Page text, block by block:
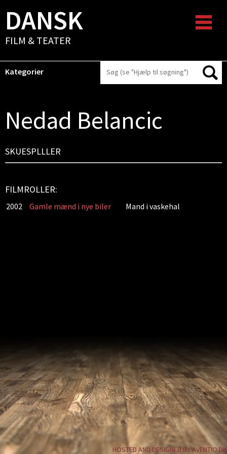
DANSK
FILM & TEATER
Kategorier
Nedad Belancic
SKUESPLLLER
FILMROLLER:
2002 Gamle mænd i nye biler Mand i vaskehal
HOSTED AND DESIGNED BY AVENTIO.DK